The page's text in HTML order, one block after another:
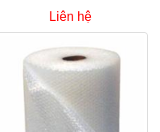
Liên hệ